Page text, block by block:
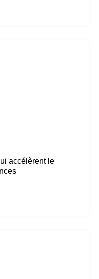
accélèrent le